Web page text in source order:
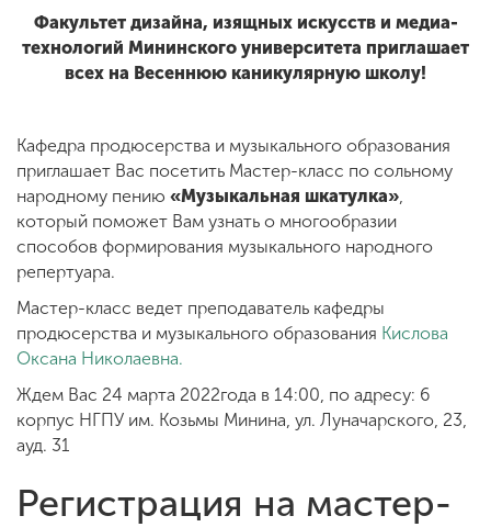
ENG SPN CHI
Приемная
комиссия
+7 (831) 262-26-20
Факультет дизайна, изящных искусств и медиа-
технологий Мининского университета приглашает
всех на Весеннюю каникулярную школу!
Кафедра продюсерства и музыкального образования
приглашает Вас посетить Мастер-класс по сольному
народному пению «Музыкальная шкатулка»,
который поможет Вам узнать о многообразии
способов формирования музыкального народного
репертуара.
Мастер-класс ведет преподаватель кафедры
продюсерства и музыкального образования Кислова
Оксана Николаевна.
Ждем Вас 24 марта 2022года в 14:00, по адресу: 6
корпус НГПУ им. Козьмы Минина, ул. Луначарского, 23,
ауд. 31
Регистрация на мастер-